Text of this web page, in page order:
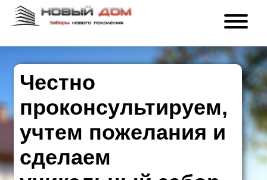
Честно
проконсультируем,
учтем пожелания и
сделаем